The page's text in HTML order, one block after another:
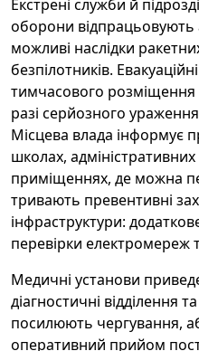
Екстрені служби й
оборони відпрацьовують
можливі наслідки
безпілотників.
тимчасового розміщення
разі серйозного
Місцева влада інформує
школах,
приміщеннях, де можна
тривають превентивні
інфраструктури:
перевірки електромереж
Медичні установи
діагностичні відділення
посилюють чергування,
оперативний прийом